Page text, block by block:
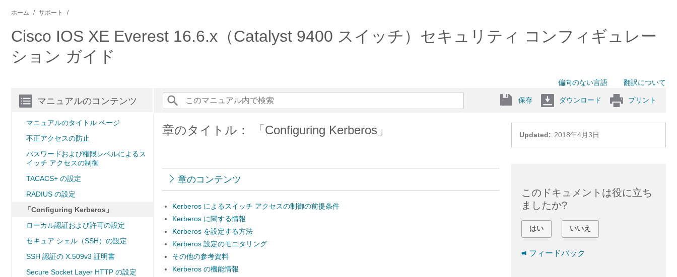
ホーム サポート
Cisco IOS XE Everest 16.6.x（Catalyst 9400 スイッチ）セキュリティ コンフィギュレー
ション ガイド
偏向のない言語 翻訳について
マニュアルのコンテンツ
マニュアルのタイトル ページ
不正アクセスの防止
パスワードおよび権限レベルによるス
イッチ アクセスの制御
TACACS+ の設定
RADIUS の設定
「Configuring Kerberos」
ローカル認証および許可の設定
セキュア シェル（SSH）の設定
SSH 認証の X.509v3 証明書
Secure Socket Layer HTTP の設定
保存 ダウンロード プリント
Updated: 2018年4月3日
章のタイトル： 「Configuring Kerberos」
章のコンテンツ
Kerberos によるスイッチ アクセスの制御の前提条件
Kerberos に関する情報
Kerberos を設定する方法
Kerberos 設定のモニタリング
その他の参考資料
Kerberos の機能情報
このドキュメントは役に立ち
ましたか?
はい いいえ
フィードバック